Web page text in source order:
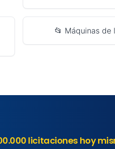
📂 Máquinas de
licitaciones hoy